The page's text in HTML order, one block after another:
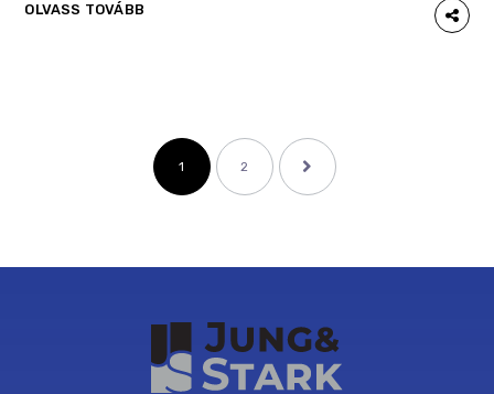
OLVASS TOVÁBB
1 2